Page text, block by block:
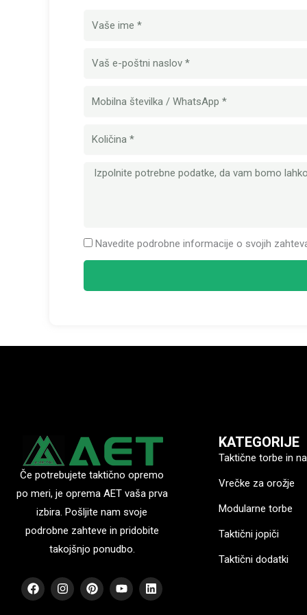
E-
Količina
Sporočilo
Navedite podrobne informacije o svojih
Če potrebujete taktično opremo
po meri, je oprema AET vaša prva
izbira. Pošljite nam svoje
podrobne zahteve in pridobite
takojšnjo ponudbo.
F
a
c
I
n
s
P
i
n
Y
o
u
L
i
n
KATEGORIJE
Taktične torbe in
Vrečke za orožje
Modularne torbe
Taktični jopiči
Taktični dodatki